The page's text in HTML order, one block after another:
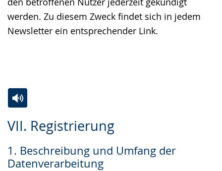
werden. Zu diesem Zweck findet sich in jedem
Newsletter ein entsprechender Link.
VII. Registrierung
1. Beschreibung und Umfang der
Datenverarbeitung
Leichten
wechseln.
Audio-
Video
Deutscher